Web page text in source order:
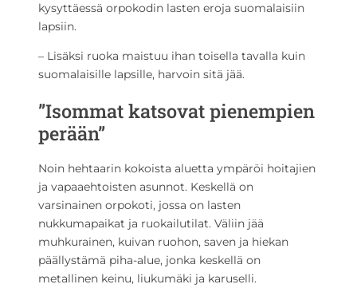
kysyttäessä orpokodin lasten eroja suomalaisiin
lapsiin.
– Lisäksi ruoka maistuu ihan toisella tavalla kuin
suomalaisille lapsille, harvoin sitä jää.
”Isommat katsovat pienempien
perään”
Noin hehtaarin kokoista aluetta ympäröi hoitajien
ja vapaaehtoisten asunnot. Keskellä on
varsinainen orpokoti, jossa on lasten
nukkumapaikat ja ruokailutilat. Väliin jää
muhkurainen, kuivan ruohon, saven ja hiekan
päällystämä piha-alue, jonka keskellä on
metallinen keinu, liukumäki ja karuselli.